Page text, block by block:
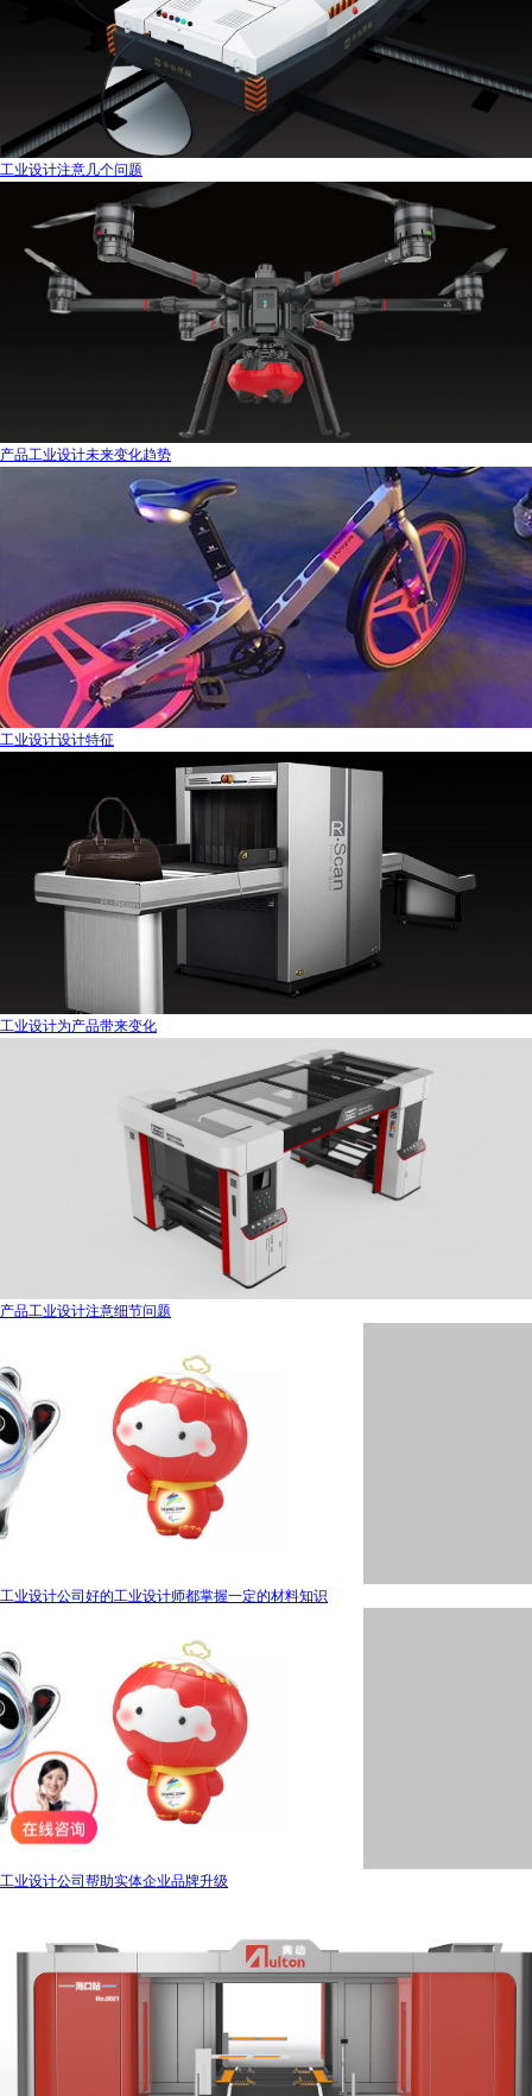
工业设计注意几个问题
产品工业设计未来变化趋势
工业设计设计特征
工业设计为产品带来变化
产品工业设计注意细节问题
工业设计公司好的工业设计师都掌握一定的材料知识
工业设计公司帮助实体企业品牌升级